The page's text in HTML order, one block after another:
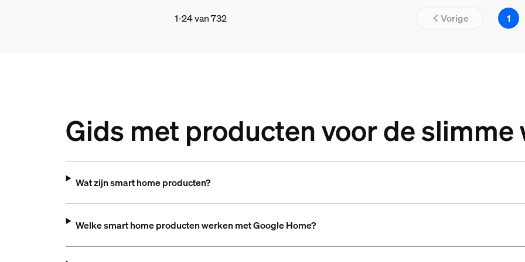
1-24 van 732 Vorige 1
Gids met producten voor de slimme
Wat zijn smart home producten?
Welke smart home producten werken met Google Home?